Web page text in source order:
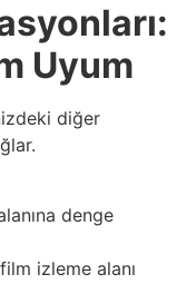
Uyum
diğer
denge
izleme alanı